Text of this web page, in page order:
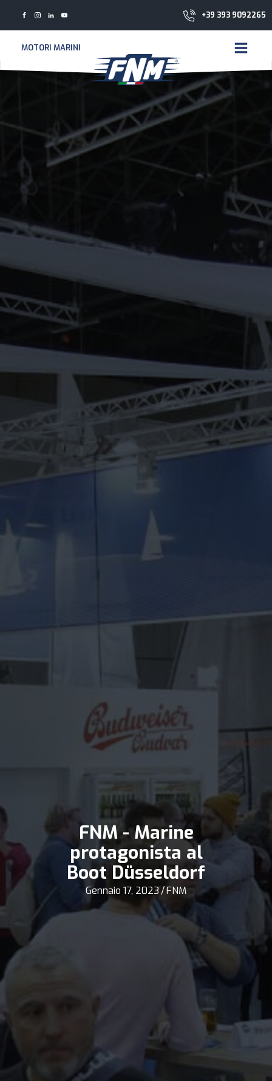
+39 393 9092265
MOTORI MARINI
FNM - Marine
protagonista al
Boot Düsseldorf
Gennaio 17, 2023/FNM